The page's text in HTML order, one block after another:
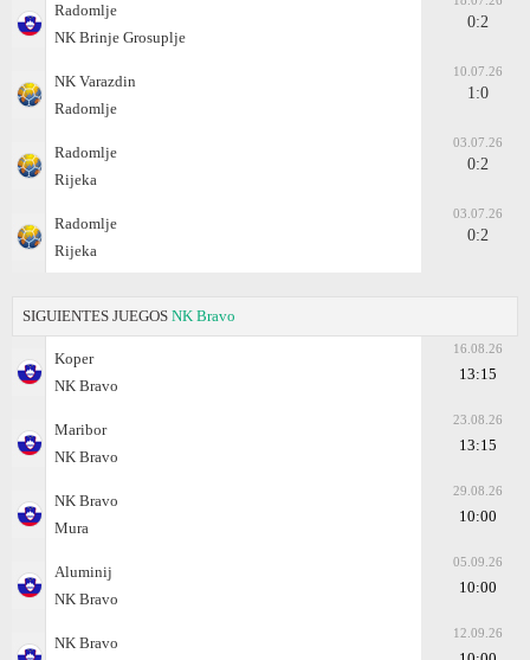
Radomlje
NK Brinje Grosuplje
0:2
NK Varazdin
Radomlje
10.07.26
1:0
Radomlje
Rijeka
03.07.26
0:2
Radomlje
Rijeka
03.07.26
0:2
SIGUIENTES JUEGOS NK Bravo
Koper
NK Bravo
16.08.26
13:15
Maribor
NK Bravo
23.08.26
13:15
NK Bravo
Mura
29.08.26
10:00
Aluminij
NK Bravo
05.09.26
10:00
NK Bravo
12.09.26